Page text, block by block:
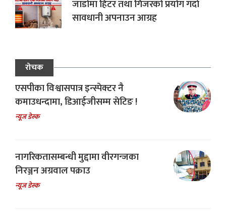
जाडोमा हिटर तथा गिजरको प्रयोग गर्दा
सावधानी अपनाउन आग्रह
रोचक
एसपीका विश्वासपात्र इन्स्पेक्टर नै
कमाउधन्दामा, डिआईजीसम्म सेटिङ !
न्यूज डेस्क
नागरिकतासम्बन्धी मुद्दामा वीरगन्जका
निरञ्जन अग्रवाल पक्राउ
न्यूज डेस्क